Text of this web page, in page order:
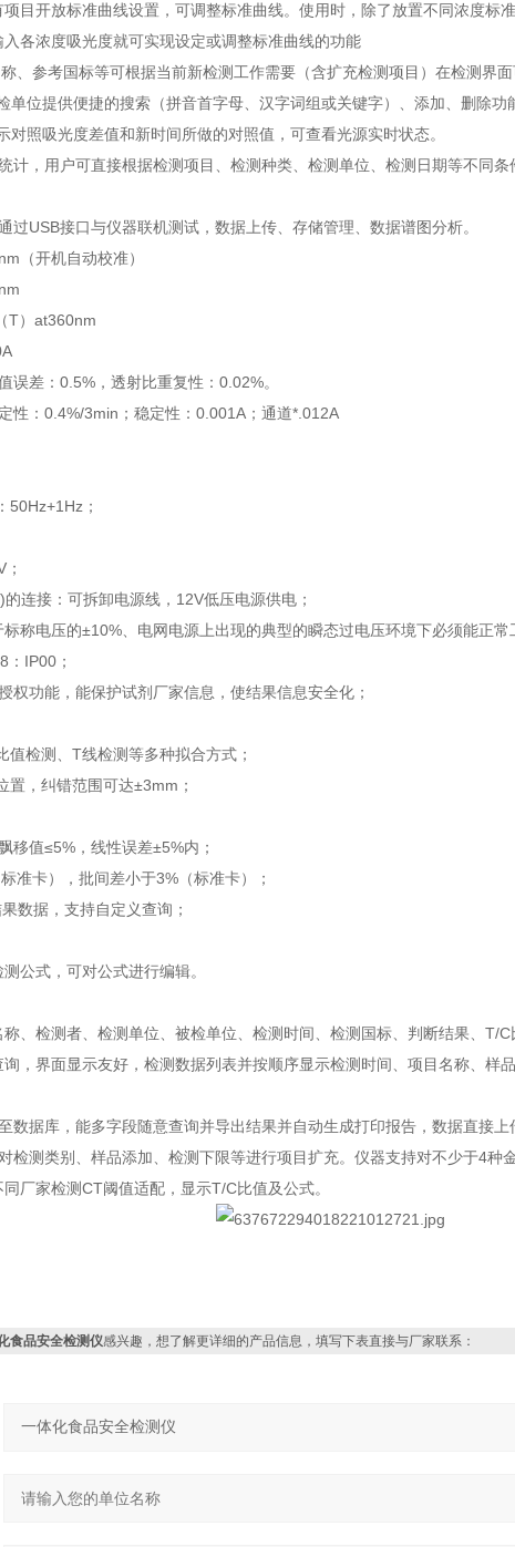
目开放标准曲线设置，可调整标准曲线。使用时，除了放置不同浓度标
各浓度吸光度就可实现设定或调整标准曲线的功能
、参考国标等可根据当前新检测工作需要（含扩充检测项目）在检测界
单位提供便捷的搜索（拼音首字母、汉字词组或关键字）、添加、删除功
对照吸光度差值和新时间所做的对照值，可查看光源实时状态。
计，用户可直接根据检测项目、检测种类、检测单位、检测日期等不同
过USB接口与仪器联机测试，数据上传、存储管理、数据谱图分析。
（开机自动校准）
T）at360nm
误差：0.5%，透射比重复性：0.02%。
性：0.4%/3min；稳定性：0.001A；通道*.012A
；
连接：可拆卸电源线，12V低压电源供电；
称电压的±10%、电网电源上出现的典型的瞬态过电压环境下必须能正常
：IP00；
权功能，能保护试剂厂家信息，使结果信息安全化；
检测、T线检测等多种拟合方式；
，纠错范围可达±3mm；
移值≤5%，线性误差±5%内；
准卡），批间差小于3%（标准卡）；
数据，支持自定义查询；
公式，可对公式进行编辑。
、检测者、检测单位、被检单位、检测时间、检测国标、判断结果、T/C
，界面显示友好，检测数据列表并按顺序显示检测时间、项目名称、样
数据库，能多字段随意查询并导出结果并自动生成打印报告，数据直接上
检测类别、样品添加、检测下限等进行项目扩充。仪器支持对不少于4种
厂家检测CT阈值适配，显示T/C比值及公式。
食品安全检测仪感兴趣，想了解更详细的产品信息，填写下表直接与厂家联系：